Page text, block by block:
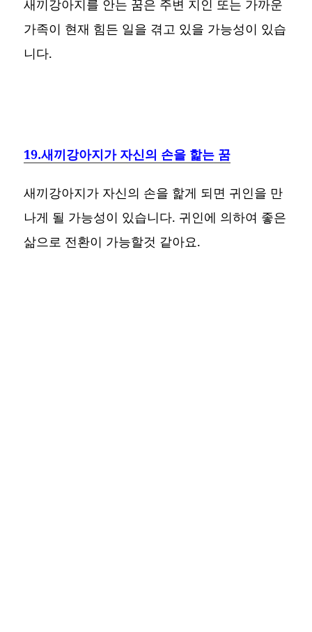
새끼강아지를 안는 꿈은 주변 지인 또는 가까운
가족이 현재 힘든 일을 겪고 있을 가능성이 있습
니다.
19.새끼강아지가 자신의 손을 핥는 꿈
새끼강아지가 자신의 손을 핥게 되면 귀인을 만
나게 될 가능성이 있습니다. 귀인에 의하여 좋은
삶으로 전환이 가능할것 같아요.